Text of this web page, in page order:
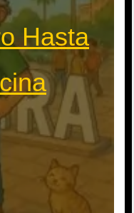
Hasta